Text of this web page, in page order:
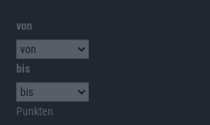
von
bis
Punkten